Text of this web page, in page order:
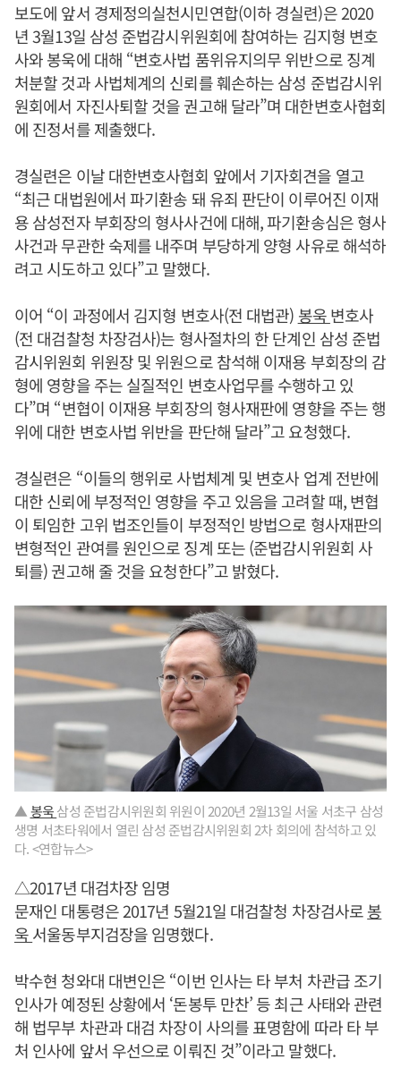
보도에 앞서 경제정의실천시민연합(이하 경실련)은 2020
년 3월13일 삼성 준법감시위원회에 참여하는 김지형 변호
사와 봉욱에 대해 “변호사법 품위유지의무 위반으로 징계
처분할 것과 사법체계의 신뢰를 훼손하는 삼성 준법감시위
원회에서 자진사퇴할 것을 권고해 달라”며 대한변호사협회
에 진정서를 제출했다.
경실련은 이날 대한변호사협회 앞에서 기자회견을 열고
“최근 대법원에서 파기환송 돼 유죄 판단이 이루어진 이재
용 삼성전자 부회장의 형사사건에 대해, 파기환송심은 형사
사건과 무관한 숙제를 내주며 부당하게 양형 사유로 해석하
려고 시도하고 있다”고 말했다.
이어 “이 과정에서 김지형 변호사(전 대법관) 봉욱변호사
(전 대검찰청 차장검사)는 형사절차의 한 단계인 삼성 준법
감시위원회 위원장 및 위원으로 참석해 이재용 부회장의 감
형에 영향을 주는 실질적인 변호사업무를 수행하고 있
다”며 “변협이 이재용 부회장의 형사재판에 영향을 주는 행
위에 대한 변호사법 위반을 판단해 달라”고 요청했다.
경실련은 “이들의 행위로 사법체계 및 변호사 업계 전반에
대한 신뢰에 부정적인 영향을 주고 있음을 고려할 때, 변협
이 퇴임한 고위 법조인들이 부정적인 방법으로 형사재판의
변형적인 관여를 원인으로 징계 또는 (준법감시위원회 사
퇴를) 권고해 줄 것을 요청한다”고 밝혔다.
▲봉욱삼성 준법감시위원회 위원이 2020년 2월13일 서울 서초구 삼성
생명 서초타워에서 열린 삼성 준법감시위원회 2차 회의에 참석하고 있
다. <연합뉴스>
△2017년 대검차장 임명
문재인 대통령은 2017년 5월21일 대검찰청 차장검사로봉
욱서울동부지검장을 임명했다.
박수현 청와대 대변인은 “이번 인사는 타 부처 차관급 조기
인사가 예정된 상황에서 ‘돈봉투 만찬’ 등 최근 사태와 관련
해 법무부 차관과 대검 차장이 사의를 표명함에 따라 타 부
처 인사에 앞서 우선으로 이뤄진 것”이라고 말했다.